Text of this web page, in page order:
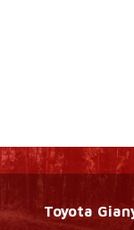
Toyota